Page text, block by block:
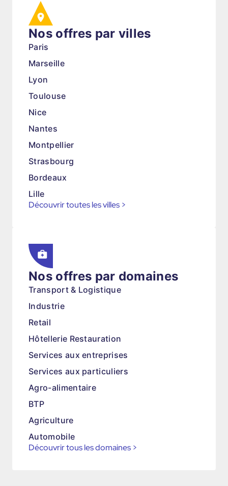
Nos offres par villes
Paris
Marseille
Lyon
Toulouse
Nice
Nantes
Montpellier
Strasbourg
Bordeaux
Lille
Découvrir toutes les villes >
Nos offres par domaines
Transport & Logistique
Industrie
Retail
Hôtellerie Restauration
Services aux entreprises
Services aux particuliers
Agro-alimentaire
BTP
Agriculture
Automobile
Découvrir tous les domaines >